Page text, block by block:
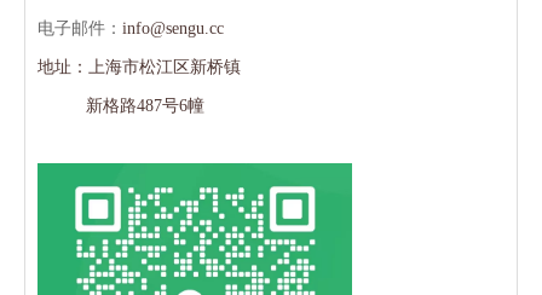
电子邮件： info@sengu.cc
地址：上海市松江区新桥镇
新格路487号6幢